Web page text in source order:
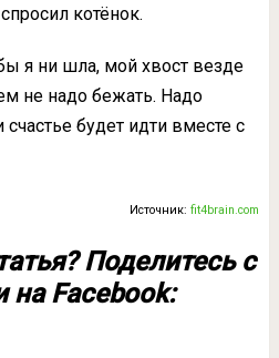
котёнок.
я ни шла, мой хвост везде
не надо бежать. Надо
будет идти вместе с
Источник:fit4brain.com
Поделитесь с
на Facebook: